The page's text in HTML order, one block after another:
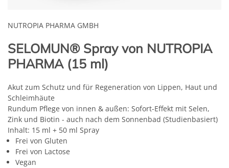
NUTROPIA PHARMA GMBH
SELOMUN® Spray von NUTROPIA
PHARMA (15 ml)
Akut zum Schutz und für Regeneration von Lippen, Haut und
Schleimhäute
Rundum Pflege von innen & außen: Sofort-Effekt mit Selen,
Zink und Biotin - auch nach dem Sonnenbad (Studienbasiert)
Inhalt: 15 ml + 50 ml Spray
Frei von Gluten
Frei von Lactose
Vegan